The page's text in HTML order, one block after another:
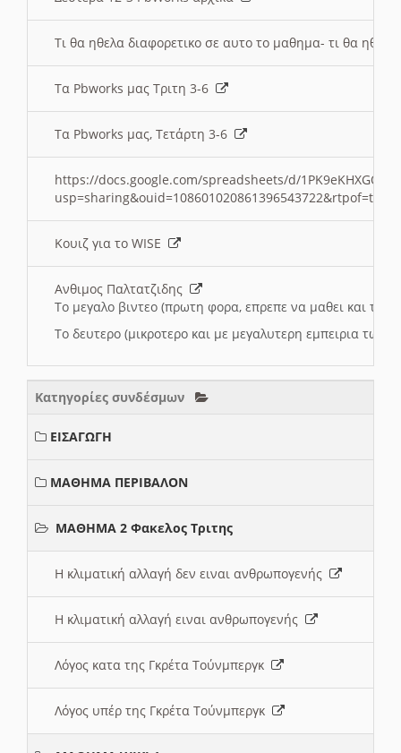
Τι θα ηθελα διαφορετικο σε αυτο το μαθημα- τι θα
Τα Pbworks μας Τριτη 3-6
Τα Pbworks μας, Τετάρτη 3-6
https://docs.google.com/spreadsheets/d/
Κουιζ για το WISE
Ανθιμος Παλτατζιδης
Το μεγαλο βιντεο (πρωτη φορα, επρεπε να μαθει και το
Το δευτερο (μικροτερο και με μεγαλυτερη εμπειρια
Κατηγορίες συνδέσμων
ΕΙΣΑΓΩΓΗ
ΜΑΘΗΜΑ ΠΕΡΙΒΑΛΟΝ
ΜΑΘΗΜΑ 2 Φακελος Τριτης
Η κλιματική αλλαγή δεν ειναι ανθρωπογενής
Η κλιματική αλλαγή ειναι ανθρωπογενής
Λόγος κατα της Γκρέτα Τούνμπεργκ
Λόγος υπέρ της Γκρέτα Τούνμπεργκ